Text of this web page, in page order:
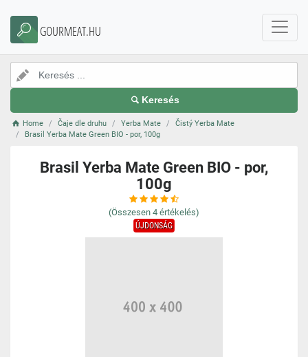
GOURMEAT.HU
Keresés
Home Čaje dle druhu Yerba Mate
Čistý Yerba Mate
Brasil Yerba Mate Green BIO - por, 100g
Brasil Yerba Mate Green BIO - por,
100g
(Összesen 4 értékelés)
ÚJDONSÁG